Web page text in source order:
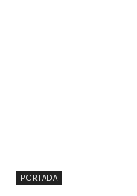
PORTADA